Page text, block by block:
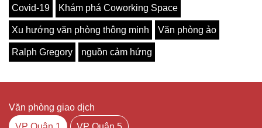
Covid-19 Khám phá Coworking Space
Xu hướng văn phòng thông minh Văn phòng ảo
Ralph Gregory nguồn cảm hứng
Văn phòng giao dịch